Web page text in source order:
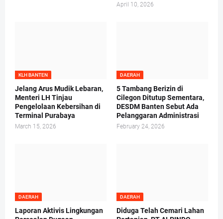
April 10, 2026
KLH BANTEN
Jelang Arus Mudik Lebaran,
Menteri LH Tinjau
Pengelolaan Kebersihan di
Terminal Purabaya
March 15, 2026
DAERAH
5 Tambang Berizin di
Cilegon Ditutup Sementara,
DESDM Banten Sebut Ada
Pelanggaran Administrasi
February 24, 2026
DAERAH
Laporan Aktivis Lingkungan
DAERAH
Diduga Telah Cemari Lahan